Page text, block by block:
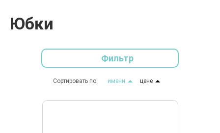
Юбки
Фильтр
Сортировать по: имени цене